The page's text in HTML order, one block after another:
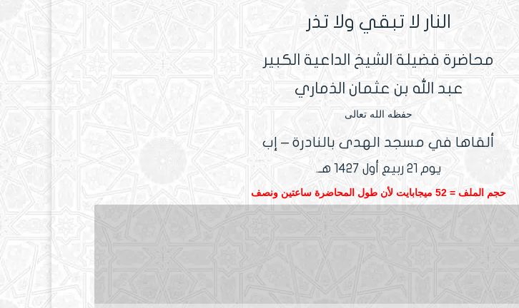
النار لا تبقي ولا تذر
محاضرة فضيلة الشيخ الداعية الكبير
عبد الله بن عثمان الذماري
حفظه الله تعالى
ألقاها في مسجد الهدى بالنادرة – إب
يوم 21 ربيع أول 1427 هـ.
حجم الملف = 52 ميجابايت لأن طول المحاضرة ساعتين ونصف